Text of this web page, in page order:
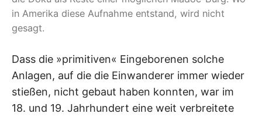
in Amerika diese Aufnahme entstand, wird nicht
gesagt.
Dass die »primitiven« Eingeborenen solche
Anlagen, auf die die Einwanderer immer wieder
stießen, nicht gebaut haben konnten, war im
18. und 19. Jahrhundert eine weit verbreitete